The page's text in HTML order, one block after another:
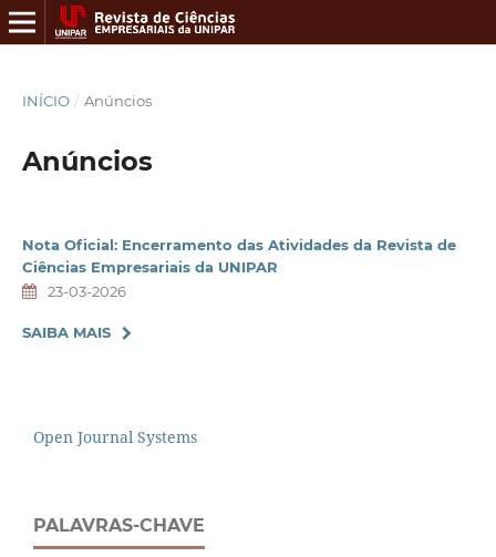
INÍCIO / Anúncios
Anúncios
Nota Oficial: Encerramento das Atividades da Revista de
Ciências Empresariais da UNIPAR
23-03-2026
SAIBA MAIS
Open Journal Systems
PALAVRAS-CHAVE